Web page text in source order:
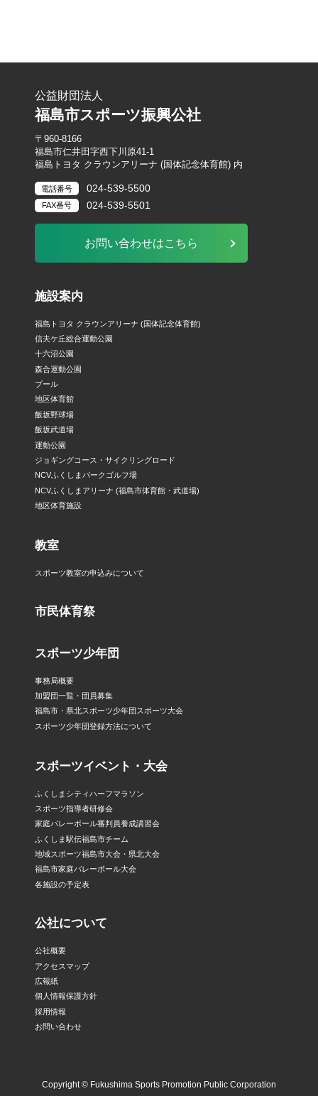
公益財団法人
福島市スポーツ振興公社
〒960-8166
福島市仁井田字西下川原41-1
福島トヨタ クラウンアリーナ (国体記念体育館) 内
電話番号 024-539-5500
FAX番号 024-539-5501
お問い合わせはこちら
施設案内
福島トヨタ クラウンアリーナ (国体記念体育館)
信夫ケ丘総合運動公園
十六沼公園
森合運動公園
プール
地区体育館
飯坂野球場
飯坂武道場
運動公園
ジョギングコース・サイクリングロード
NCVふくしまパークゴルフ場
NCVふくしまアリーナ (福島市体育館・武道場)
地区体育施設
教室
スポーツ教室の申込みについて
市民体育祭
スポーツ少年団
事務局概要
加盟団一覧・団員募集
福島市・県北スポーツ少年団スポーツ大会
スポーツ少年団登録方法について
スポーツイベント・大会
ふくしまシティハーフマラソン
スポーツ指導者研修会
家庭バレーボール審判員養成講習会
ふくしま駅伝福島市チーム
地域スポーツ福島市大会・県北大会
福島市家庭バレーボール大会
各施設の予定表
公社について
公社概要
アクセスマップ
広報紙
個人情報保護方針
採用情報
お問い合わせ
Copyright © Fukushima Sports Promotion Public Corporation